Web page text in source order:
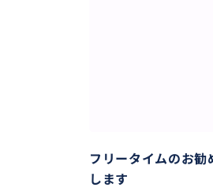
フリータイムのお
します